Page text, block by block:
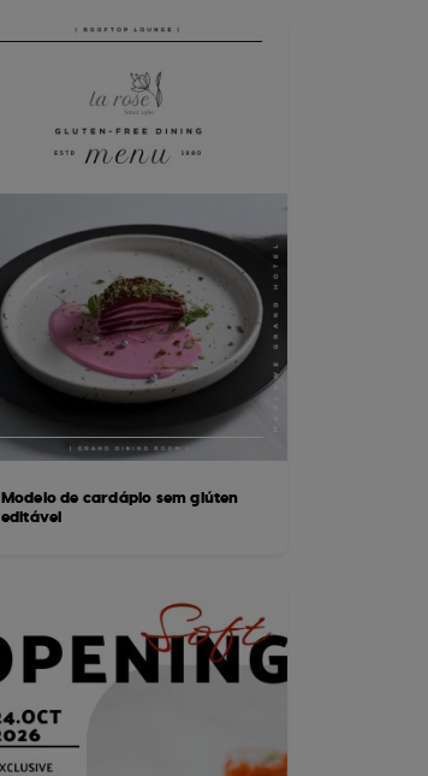
Modelo de cardápio sem glúten
editável